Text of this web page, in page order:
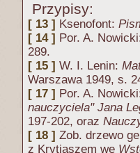
Przypisy:
[ 13 ] Ksenofont:
[ 14 ] Por. A.
289.
[ 15 ] W. I. Lenin:
Warszawa 1949, s.
[ 17 ] Por. A.
nauczyciela" Jana
197-202, oraz
[ 18 ] Zob. drzewo
z Krytiaszem we